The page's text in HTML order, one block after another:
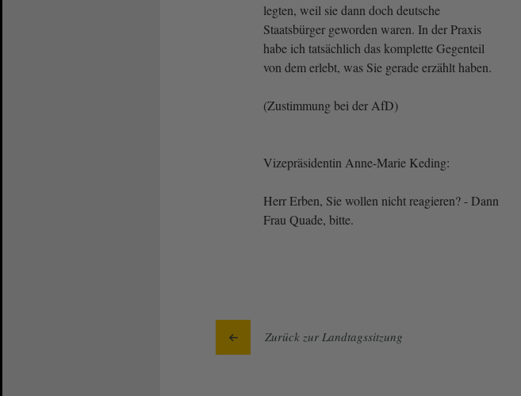
legten, weil sie dann doch deutsche
Staatsbürger geworden waren. In der Praxis
habe ich tatsächlich das komplette Gegenteil
von dem erlebt, was Sie gerade erzählt haben.
(Zustimmung bei der AfD)
Vizepräsidentin Anne-Marie Keding:
Herr Erben, Sie wollen nicht reagieren? - Dann
Frau Quade, bitte.
Zurück zur Landtagssitzung